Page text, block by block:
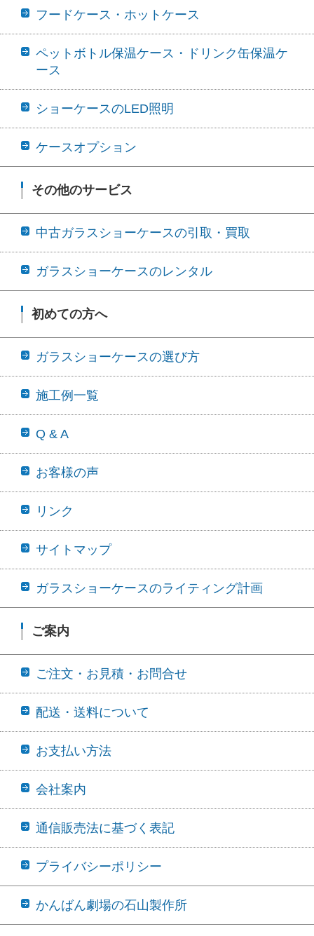
フードケース・ホットケース
ペットボトル保温ケース・ドリンク缶保温ケ
ース
ショーケースのLED照明
ケースオプション
その他のサービス
中古ガラスショーケースの引取・買取
ガラスショーケースのレンタル
初めての方へ
ガラスショーケースの選び方
施工例一覧
Q & A
お客様の声
リンク
サイトマップ
ガラスショーケースのライティング計画
ご案内
ご注文・お見積・お問合せ
配送・送料について
お支払い方法
会社案内
通信販売法に基づく表記
プライバシーポリシー
かんばん劇場の石山製作所